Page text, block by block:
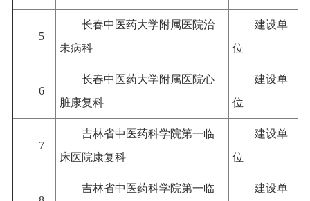
5
长春中医药大学附属医院治
未病科
建设单
位
6
长春中医药大学附属医院心
脏康复科
建设单
位
7
吉林省中医药科学院第一临
床医院康复科
建设单
位
吉林省中医药科学院第一临
建设单